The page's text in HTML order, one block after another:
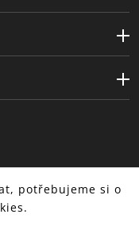
potřebujeme si o